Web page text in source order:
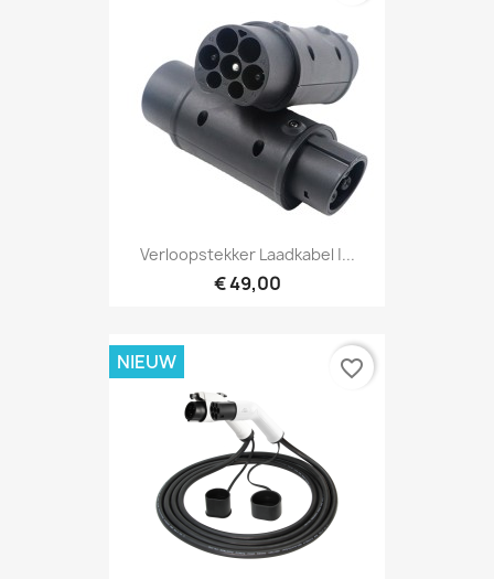
Verloopstekker Laadkabel |...
€ 49,00
NIEUW favorite_border